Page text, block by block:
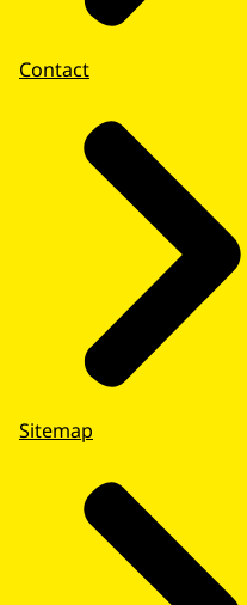
Contact
Sitemap